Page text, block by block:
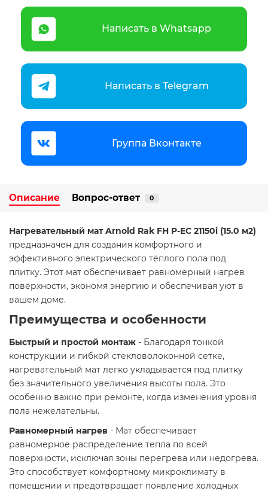
Написать в Whatsapp
Написать в Telegram
Группа Вконтакте
Описание Вопрос-ответ 0
Нагревательный мат Arnold Rak FH P-EC 21150i (15.0 м2)
предназначен для создания комфортного и
эффективного электрического тёплого пола под
плитку. Этот мат обеспечивает равномерный нагрев
поверхности, экономя энергию и обеспечивая уют в
вашем доме.​
Преимущества и особенности
Быстрый и простой монтаж - Благодаря тонкой
конструкции и гибкой стекловолоконной сетке,
нагревательный мат легко укладывается под плитку
без значительного увеличения высоты пола. Это
особенно важно при ремонте, когда изменения уровня
пола нежелательны.​
Равномерный нагрев - Мат обеспечивает
равномерное распределение тепла по всей
поверхности, исключая зоны перегрева или недогрева.
Это способствует комфортному микроклимату в
помещении и предотвращает появление холодных